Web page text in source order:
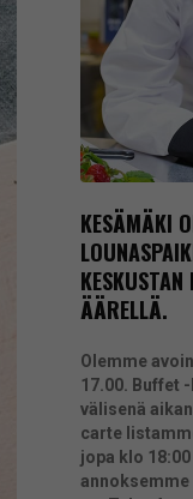
KESÄMÄKI
KESKUSTAN
ÄÄRELLÄ.
Olemme
17.00. Buffet
välisenä
carte
jopa klo
annoksemme